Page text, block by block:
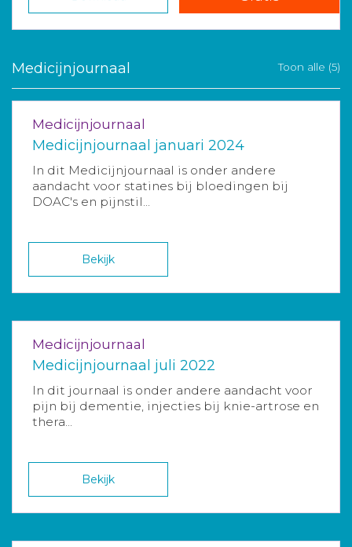
Medicijnjournaal Toon alle (5)
Medicijnjournaal
Medicijnjournaal januari 2024
In dit Medicijnjournaal is onder andere
aandacht voor statines bij bloedingen bij
DOAC's en pijnstil...
Bekijk
Medicijnjournaal
Medicijnjournaal juli 2022
In dit journaal is onder andere aandacht voor
pijn bij dementie, injecties bij knie-artrose en
thera...
Bekijk